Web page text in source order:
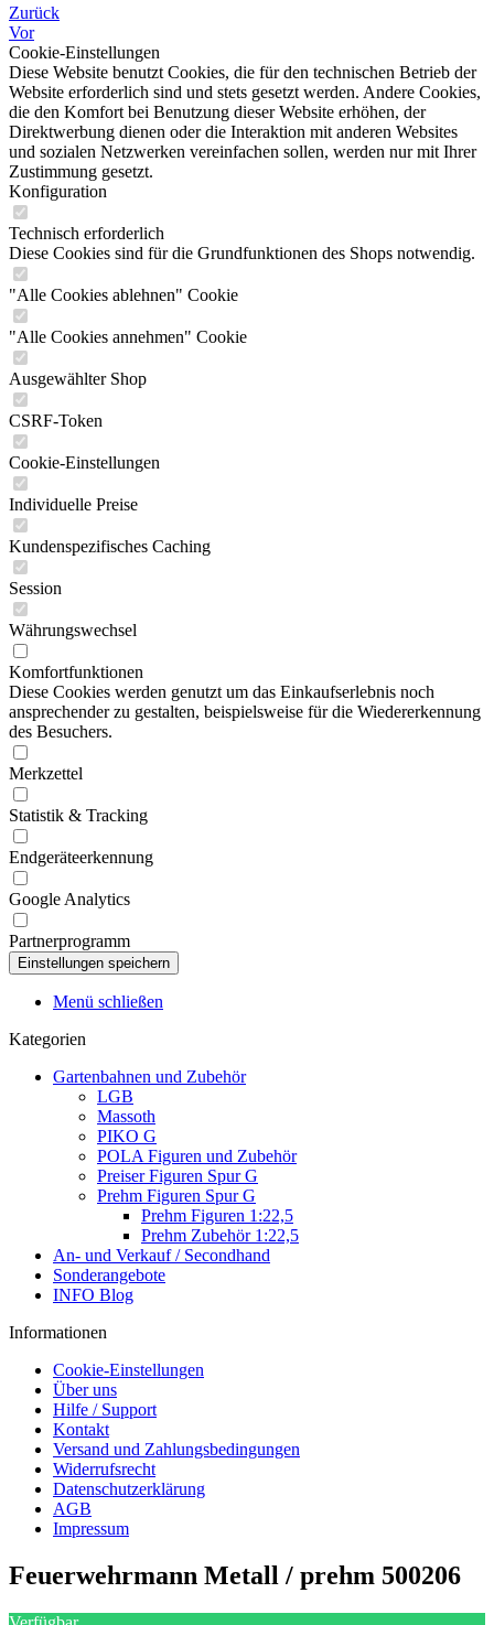
Zurück
Vor
Cookie-Einstellungen
Diese Website benutzt Cookies, die für den technischen Betrieb der
Website erforderlich sind und stets gesetzt werden. Andere Cookies,
die den Komfort bei Benutzung dieser Website erhöhen, der
Direktwerbung dienen oder die Interaktion mit anderen Websites
und sozialen Netzwerken vereinfachen sollen, werden nur mit Ihrer
Zustimmung gesetzt.
Konfiguration
Technisch erforderlich
Diese Cookies sind für die Grundfunktionen des Shops notwendig.
"Alle Cookies ablehnen" Cookie
"Alle Cookies annehmen" Cookie
Ausgewählter Shop
CSRF-Token
Cookie-Einstellungen
Individuelle Preise
Kundenspezifisches Caching
Session
Währungswechsel
Komfortfunktionen
Diese Cookies werden genutzt um das Einkaufserlebnis noch
ansprechender zu gestalten, beispielsweise für die Wiedererkennung
des Besuchers.
Merkzettel
Statistik & Tracking
Endgeräteerkennung
Google Analytics
Partnerprogramm
Menü schließen
Kategorien
Gartenbahnen und Zubehör
LGB
Massoth
PIKO G
POLA Figuren und Zubehör
Preiser Figuren Spur G
Prehm Figuren Spur G
Prehm Figuren 1:22,5
Prehm Zubehör 1:22,5
An- und Verkauf / Secondhand
Sonderangebote
INFO Blog
Informationen
Cookie-Einstellungen
Über uns
Hilfe / Support
Kontakt
Versand und Zahlungsbedingungen
Widerrufsrecht
Datenschutzerklärung
AGB
Impressum
Feuerwehrmann Metall / prehm 500206